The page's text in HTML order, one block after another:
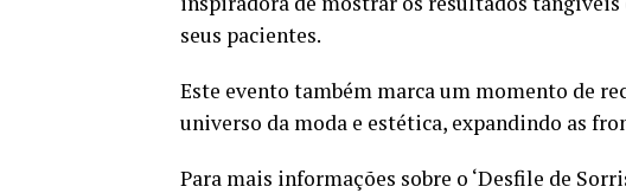
seus pacientes.
Este evento também marca um momento de
universo da moda e estética, expandindo as
Para mais informações sobre o ‘Desfile de